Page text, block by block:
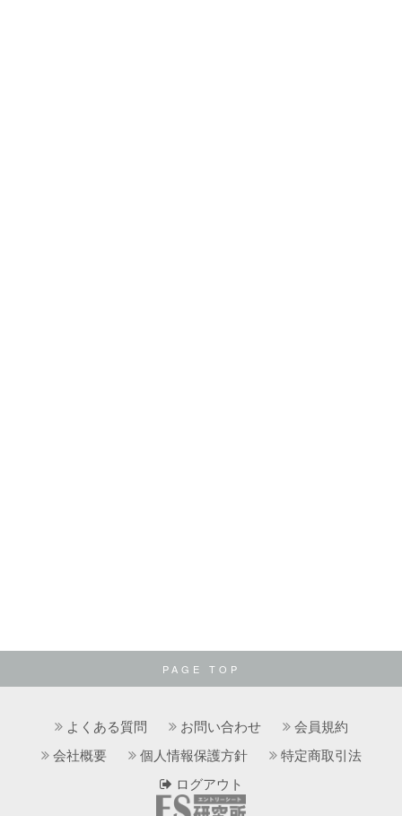
PAGE TOP
よくある質問 お問い合わせ
会員規約
会社概要
個人情報保護方針
特定商取引法
ログアウト